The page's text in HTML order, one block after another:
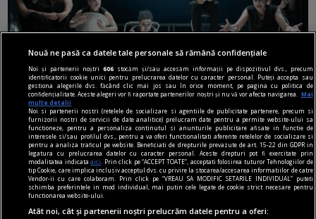
rosencrantz & co.
Teatru de cartier
Dorința de a surprinde tabloul social în
complexitatea lui, cu toate conexiunile dintre
fenomene, are însă și un revers.
Oana STOICA
Nouă ne pasă ca datele tale personale să rămână confidențiale
Noi și partenerii noștri606 stocăm și/sau accesăm informații pe dispozitivul dvs., precum
identificatorii cookie unici pentru prelucrarea datelor cu caracter personal. Puteți accepta sau
gestiona alegerile dvs. făcând clic mai jos sau în orice moment, pe pagina cu politica de
confidențialitate. Aceste alegeri vor fi raportate partenerilor noștri și nu vă vor afecta navigarea.
Mai
multe detalii
Noi si partenerii nostri (retelele de socializare si agentiile de publicitate partenere, precum si
furnizorii nostri de servicii de date analitice) prelucram date pentru a permite website-ului sa
functioneze, pentru a personaliza continutul si anunturile publicitare afisate in functie de
interesele si/sau profilul dvs., pentru a va oferi functionalitati aferente retelelor de socializare si
pentru a analiza traficul pe website. Beneficiati de drepturile prevazute de art. 15-22 din GDPR in
legatura cu prelucrarea datelor cu caracter personal. Aceste drepturi pot fi exercitate prin
modalitatea indicataaici
. Prin click pe “ACCEPT TOATE”, acceptati folosirea tuturor Tehnologiilor de
tip Cookie, care implica inclusiv acceptul dvs. cu privire la stocarea/accesarea informatiilor de catre
Vendor-ii cu care colaboram. Prin click pe “VREAU SA MODIFIC SETARILE INDIVIDUAL” puteti
schimba preferintele in mod individual, mai putin cele legate de cookie strict necesare pentru
functionarea website-ului.
Atât noi, cât și partenerii noștri prelucrăm datele pentru a oferi: